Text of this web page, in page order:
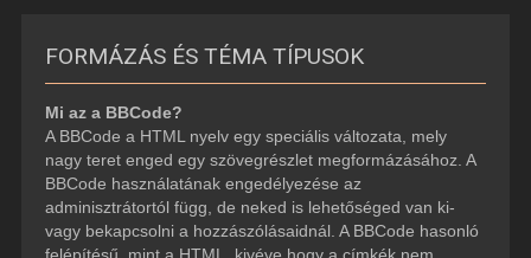
FORMÁZÁS ÉS TÉMA TÍPUSOK
Mi az a BBCode?
A BBCode a HTML nyelv egy speciális változata, mely
nagy teret enged egy szövegrészlet megformázásához. A
BBCode használatának engedélyezése az
adminisztrátortól függ, de neked is lehetőséged van ki-
vagy bekapcsolni a hozzászólásaidnál. A BBCode hasonló